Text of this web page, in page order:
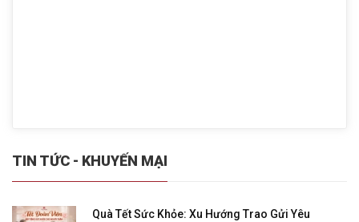
TIN TỨC - KHUYẾN MẠI
Quà Tết Sức Khỏe: Xu Hướng Trao Gửi Yêu